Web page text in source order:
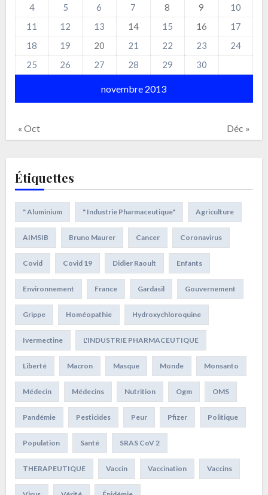
novembre 2013
4
5 6 7 8 9
10
11
12 13 14 15 16
17
18
19 20 21 22 23
24
25
26 27 28 29 30
« Oct Déc »
Étiquettes
" Aluminium " Industrie Pharmaceutique" Agriculture
AIMSIB Bruno Maurer Cancer Coronavirus
Covid Covid 19 Didier Raoult Enfants
Environnement France Gardasil Gouvernement
Grippe Homéopathie Hydroxychloroquine
Ivermectine L'INDUSTRIE PHARMACEUTIQUE
Liberté Macron Masque Monde Monsanto
Médecin Médecins Nutrition Ogm OMS
Pandémie Pesticides Peur Pfizer Politique
Population Santé SRAS CoV 2
THERAPEUTIQUE Vaccin Vaccination Vaccins